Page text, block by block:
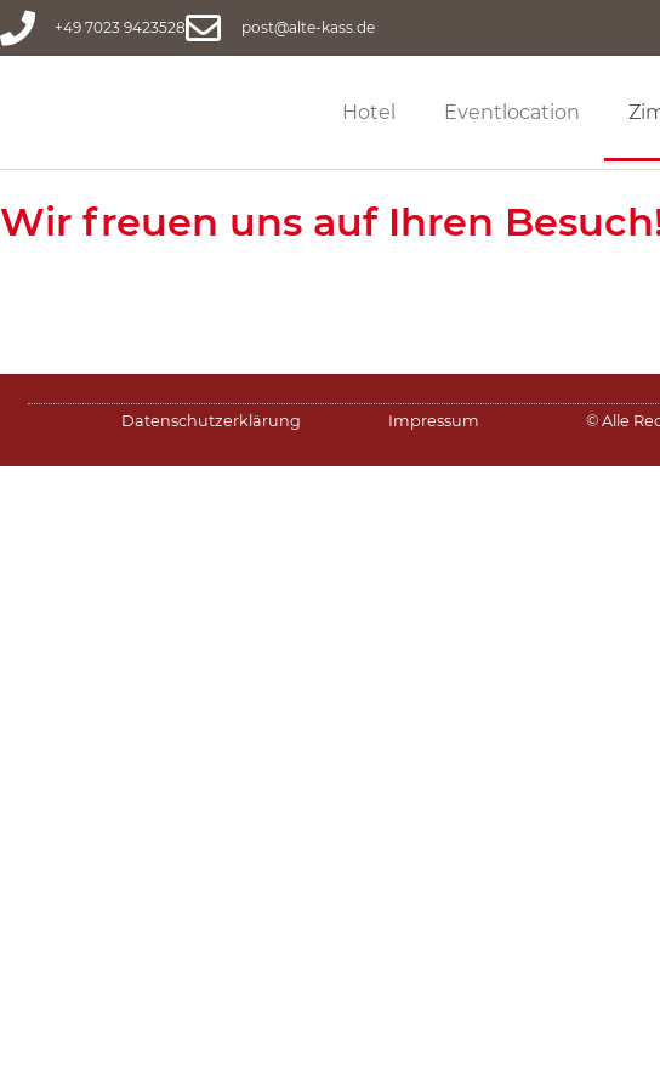
+49 7023 9423528 post@alte-kass.de
Hotel Eventlocation
Wir freuen uns auf Ihren
Datenschutzerklärung Impressum © Alle